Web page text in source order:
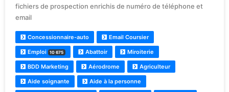
fichiers de prospection enrichis de numéro de téléphone et
email
Concessionnaire-auto Email Coursier
Emploi 10 675 Abattoir Miroiterie
BDD Marketing Aérodrome Agriculteur
Aide soignante Aide à la personne